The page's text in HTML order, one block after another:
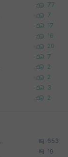
77
7
17
16
20
7
2
2
3
2
& 합격자 컨택메일 템플릿 653
19